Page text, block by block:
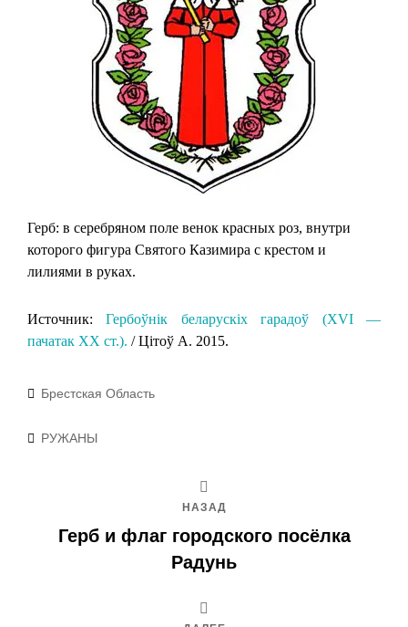
Герб: в серебряном поле венок красных роз, внутри
которого фигура Святого Казимира с крестом и
лилиями в руках.
Источник:Гербоўнік беларускіх гарадоў (XVI —
пачатак XX ст.). / Цітоў А. 2015.
Рубрики
Брестская Область
Метки
РУЖАНЫ
НАЗАД
Герб и флаг городского посёлка
Радунь